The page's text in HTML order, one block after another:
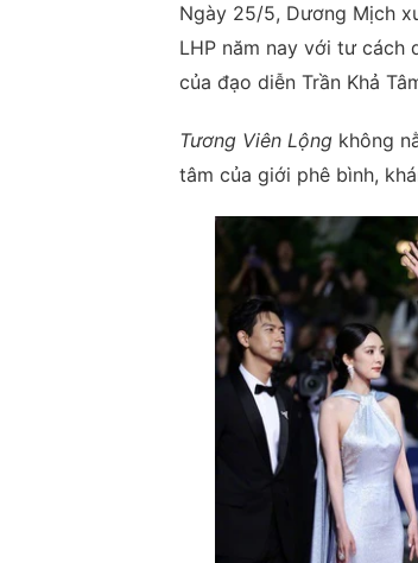
Ngày 25/5, Dương Mịch
LHP năm nay với tư cách
của đạo diễn Trần Khả
Tương Viên Lộng không
tâm của giới phê bình,